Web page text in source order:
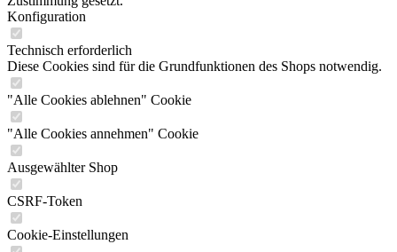
Konfiguration
Technisch erforderlich
Diese Cookies sind für die Grundfunktionen des Shops notwendig.
"Alle Cookies ablehnen" Cookie
"Alle Cookies annehmen" Cookie
Ausgewählter Shop
CSRF-Token
Cookie-Einstellungen